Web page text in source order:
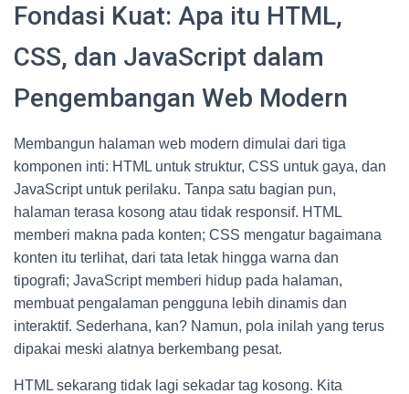
Fondasi Kuat: Apa itu HTML,
CSS, dan JavaScript dalam
Pengembangan Web Modern
Membangun halaman web modern dimulai dari tiga
komponen inti: HTML untuk struktur, CSS untuk gaya, dan
JavaScript untuk perilaku. Tanpa satu bagian pun,
halaman terasa kosong atau tidak responsif. HTML
memberi makna pada konten; CSS mengatur bagaimana
konten itu terlihat, dari tata letak hingga warna dan
tipografi; JavaScript memberi hidup pada halaman,
membuat pengalaman pengguna lebih dinamis dan
interaktif. Sederhana, kan? Namun, pola inilah yang terus
dipakai meski alatnya berkembang pesat.
HTML sekarang tidak lagi sekadar tag kosong. Kita